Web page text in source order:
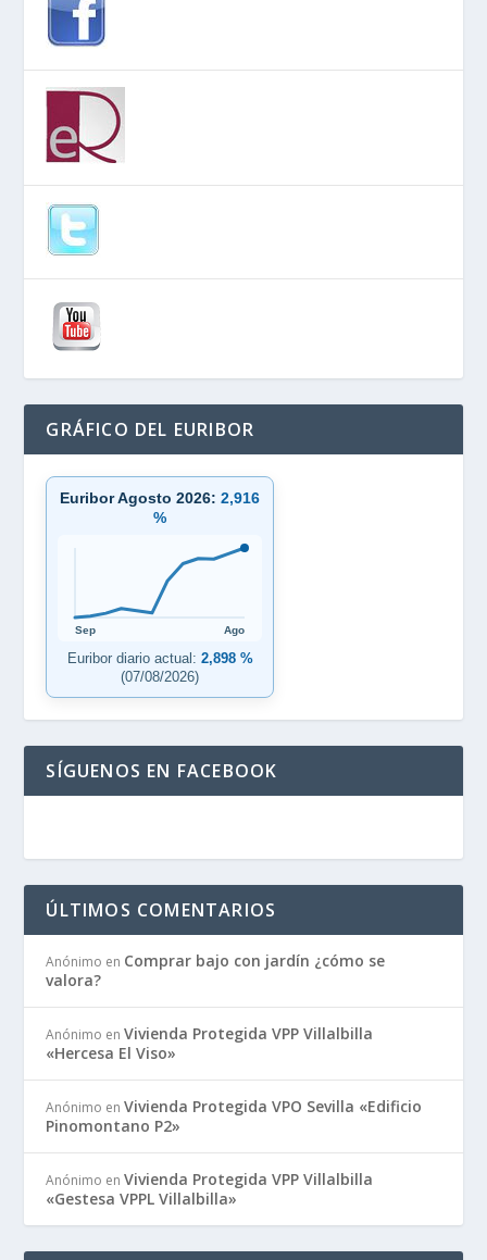
GRÁFICO DEL EURIBOR
Euribor Agosto 2026:2,916
%
Sep Ago
Euribor diario actual: 2,898 %
(07/08/2026)
SÍGUENOS EN FACEBOOK
ÚLTIMOS COMENTARIOS
Anónimo en Comprar bajo con jardín ¿cómo se
valora?
Anónimo enVivienda Protegida VPP Villalbilla
«Hercesa El Viso»
Anónimo enVivienda Protegida VPO Sevilla «Edificio
Pinomontano P2»
Anónimo enVivienda Protegida VPP Villalbilla
«Gestesa VPPL Villalbilla»